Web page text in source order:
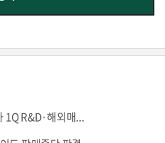
1Q R&D·해외매...